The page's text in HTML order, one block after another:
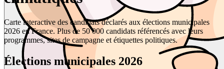
Carte interactive des candidats déclarés aux élections municipales
2026 en France. Plus de 50 000 candidats référencés avec leurs
programmes, sites de campagne et étiquettes politiques.
Élections municipales 2026